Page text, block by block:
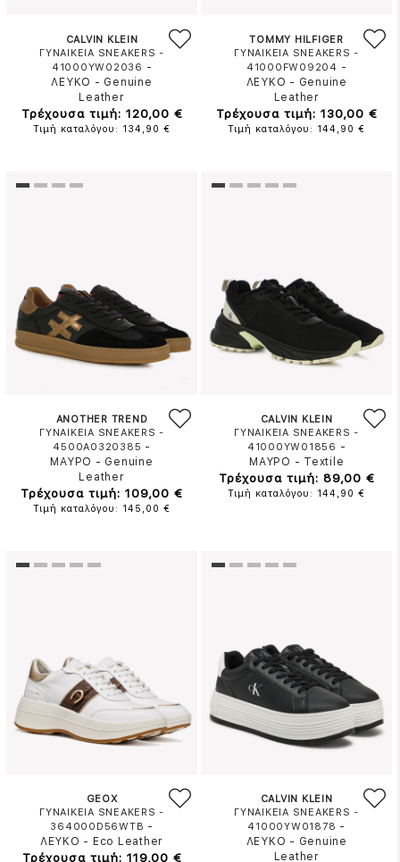
CALVIN KLEIN
ΓΥΝΑΙΚΕΙΑ SNEAKERS -
41000YW02036 -
ΛΕΥΚΟ - Genuine
Leather
Τρέχουσα τιμή: 120,00 €
Τιμή καταλόγου: 134,90 €
TOMMY HILFIGER
ΓΥΝΑΙΚΕΙΑ SNEAKERS -
41000FW09204 -
ΛΕΥΚΟ - Genuine
Leather
Τρέχουσα τιμή: 130,00 €
Τιμή καταλόγου: 144,90 €
ANOTHER TREND
ΓΥΝΑΙΚΕΙΑ SNEAKERS -
4500A0320385 -
ΜΑΥΡΟ - Genuine
Leather
Τρέχουσα τιμή: 109,00 €
Τιμή καταλόγου: 145,00 €
CALVIN KLEIN
ΓΥΝΑΙΚΕΙΑ SNEAKERS -
41000YW01856 -
ΜΑΥΡΟ - Textile
Τρέχουσα τιμή: 89,00 €
Τιμή καταλόγου: 144,90 €
GEOX
ΓΥΝΑΙΚΕΙΑ SNEAKERS -
364000D56WTB -
ΛΕΥΚΟ - Eco Leather
Τρέχουσα τιμή: 119,00 €
CALVIN KLEIN
ΓΥΝΑΙΚΕΙΑ SNEAKERS -
41000YW01878 -
ΛΕΥΚΟ - Genuine
Leather